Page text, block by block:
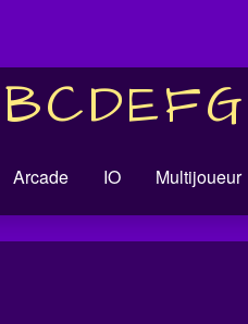
BCDEFG
Arcade IO Multijoueur